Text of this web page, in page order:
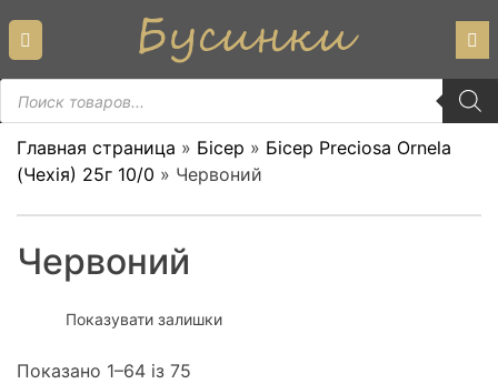
content
Пошук
товарів
Главная страница » Бісер » Бісер Preciosa Ornela
(Чехiя) 25г 10/0 » Червоний
Червоний
Показувати залишки
Показано 1–64 із 75